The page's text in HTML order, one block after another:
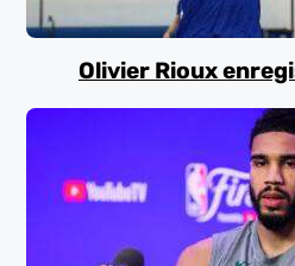
Olivier Rioux